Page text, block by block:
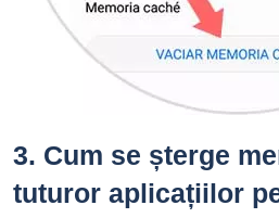
3. Cum se șterge
tuturor aplicațiilor